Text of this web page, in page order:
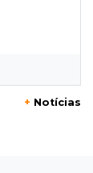
+ Notícias